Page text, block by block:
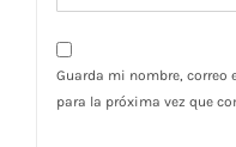
Guarda mi nombre, correo
para la próxima vez que